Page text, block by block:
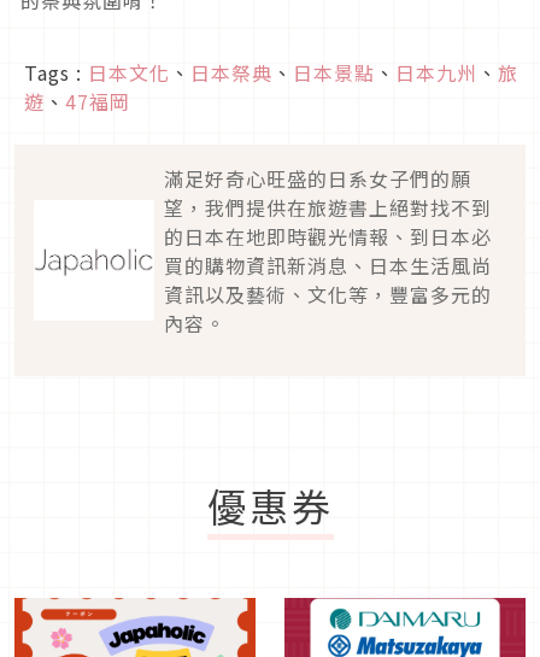
Tags : 日本文化 、 日本祭典 、 日本景點 、 日本九州 、 旅
遊 、 47福岡
滿足好奇心旺盛的日系女子們的願
望，我們提供在旅遊書上絕對找不到
的日本在地即時觀光情報、到日本必
買的購物資訊新消息、日本生活風尚
資訊以及藝術、文化等，豐富多元的
內容。
優惠券